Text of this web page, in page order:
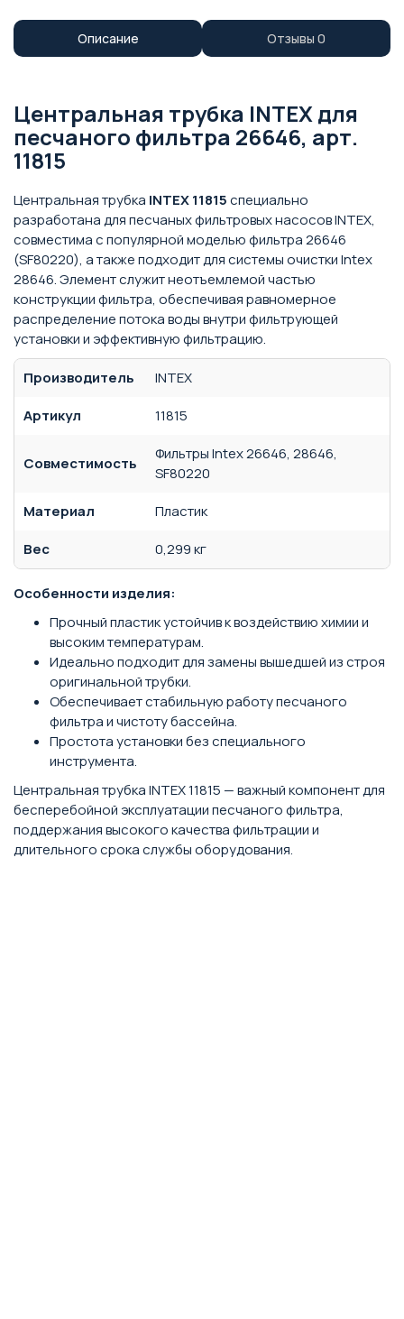
Описание Отзывы 0
Центральная трубка INTEX для
песчаного фильтра 26646, арт.
11815
Центральная трубка INTEX 11815специально
разработана для песчаных фильтровых насосов INTEX,
совместима с популярной моделью фильтра 26646
(SF80220), а также подходит для системы очистки Intex
28646. Элемент служит неотъемлемой частью
конструкции фильтра, обеспечивая равномерное
распределение потока воды внутри фильтрующей
установки и эффективную фильтрацию.
Производитель
INTEX
Артикул
11815
Совместимость
Фильтры Intex 26646, 28646,
SF80220
Материал
Пластик
Вес
0,299 кг
Особенности изделия:
Прочный пластик устойчив к воздействию химии и
высоким температурам.
Идеально подходит для замены вышедшей из строя
оригинальной трубки.
Обеспечивает стабильную работу песчаного
фильтра и чистоту бассейна.
Простота установки без специального
инструмента.
Центральная трубка INTEX 11815 — важный компонент для
бесперебойной эксплуатации песчаного фильтра,
поддержания высокого качества фильтрации и
длительного срока службы оборудования.